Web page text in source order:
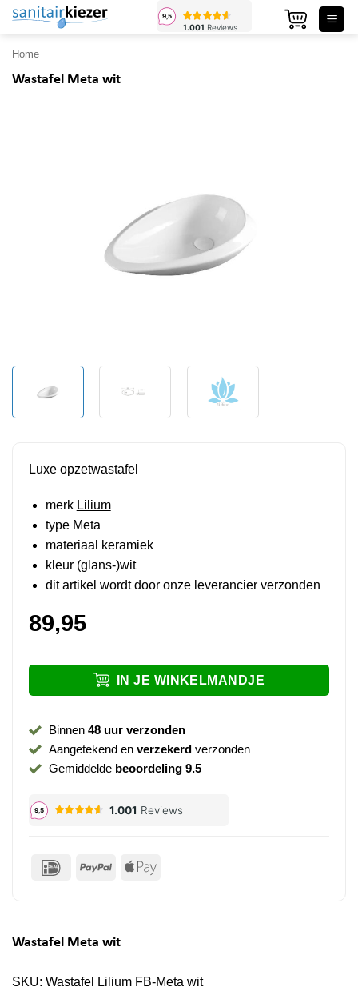
Ga
inhoud
Home
Wastafel Meta wit
Luxe opzetwastafel
merk Lilium
type Meta
materiaal keramiek
kleur (glans-)wit
dit artikel wordt door onze leverancier verzonden
89,95
IN JE WINKELMANDJE
Binnen 48 uur verzonden
Aangetekend en verzekerdverzonden
Gemiddelde beoordeling 9.5
IDeal PayPal Apple
Wastafel Meta wit
SKU: Wastafel Lilium FB-Meta wit